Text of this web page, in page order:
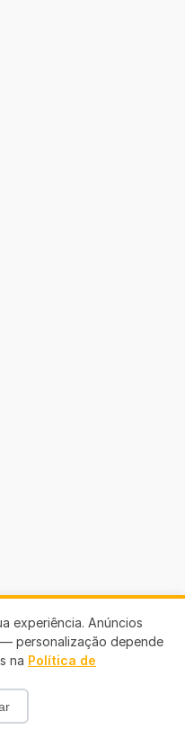
experiência. Anúncios
personalização depende
na Política de